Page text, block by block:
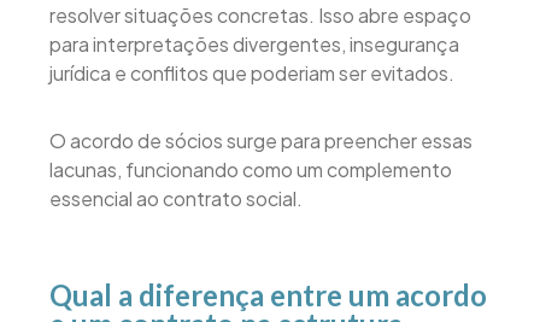
resolver situações concretas. Isso abre espaço
para interpretações divergentes, insegurança
jurídica e conflitos que poderiam ser evitados.
O acordo de sócios surge para preencher essas
lacunas, funcionando como um complemento
essencial ao contrato social.
Qual a diferença entre um acordo